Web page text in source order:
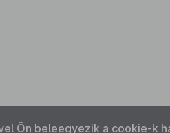
Ön beleegyezik a cookie-k